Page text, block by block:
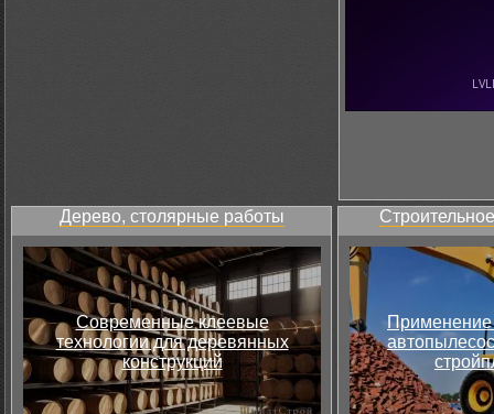
Дерево, столярные работы
Современные клеевые
технологии для деревянных
конструкций
Применение